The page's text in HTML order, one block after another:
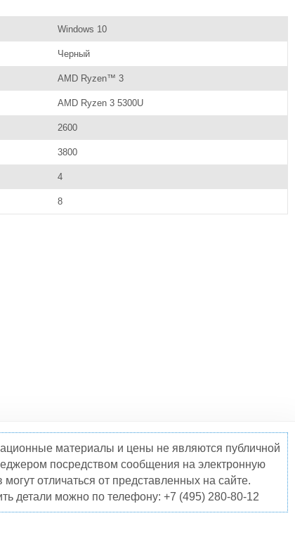
Windows 10
Черный
AMD Ryzen™ 3
AMD Ryzen 3 5300U
2600
3800
4
8
материалы и цены не являются публичной
посредством сообщения на электронную
отличаться от представленных на сайте.
детали можно по телефону: +7 (495) 280-80-12